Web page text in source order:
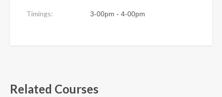
Timings: 3-00pm - 4-00pm
Related Courses